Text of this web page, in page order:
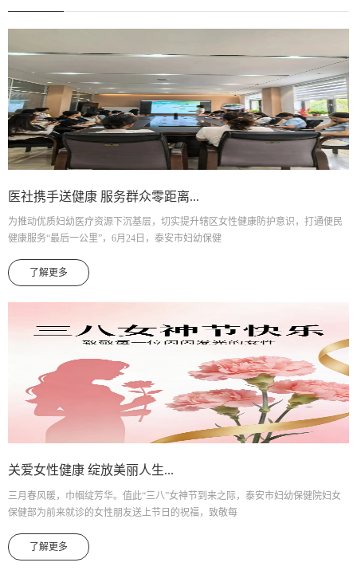
医社携手送健康 服务群众零距离...
为推动优质妇幼医疗资源下沉基层，切实提升辖区女性健康防护意识，打通便民
健康服务“最后一公里”，6月24日，泰安市妇幼保健
了解更多
关爱女性健康 绽放美丽人生...
三月春风暖，巾帼绽芳华。值此“三八”女神节到来之际，泰安市妇幼保健院妇女
保健部为前来就诊的女性朋友送上节日的祝福，致敬每
了解更多